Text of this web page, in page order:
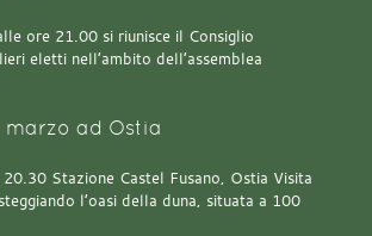
ore 21.00 si riunisce il Consiglio
eletti nell’ambito dell’assemblea
marzo ad Ostia
Stazione Castel Fusano, Ostia Visita
l’oasi della duna, situata a 100